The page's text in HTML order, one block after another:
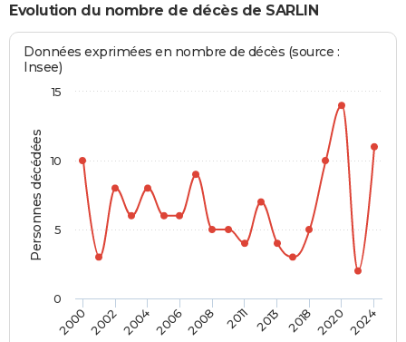
Evolution du nombre de décès de SARLIN
Personnes décédées
Données exprimées en nombre de décès (source :
Insee)
20002002200420062008 2011 2013 2018 2020 2024
0
5
10
15